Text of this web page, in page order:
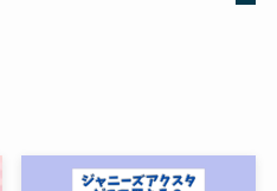
どうなる？ゲートごとの座席